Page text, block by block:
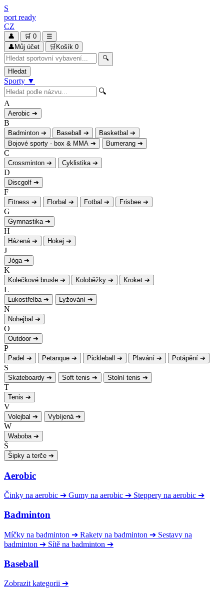
S
port ready
CZ
👤 🛒 0
☰
👤 Můj účet 🛒 Košík 0
🔍
Hledat
Sporty ▼
🔍
A
Aerobic ➔
B
Badminton ➔ Baseball ➔ Basketbal ➔
Bojové sporty - box & MMA ➔ Bumerang ➔
C
Crossminton ➔ Cyklistika ➔
D
Discgolf ➔
F
Fitness ➔ Florbal ➔ Fotbal ➔ Frisbee ➔
G
Gymnastika ➔
H
Házená ➔ Hokej ➔
J
Jóga ➔
K
Kolečkové brusle ➔ Koloběžky ➔ Kroket ➔
L
Lukostřelba ➔ Lyžování ➔
N
Nohejbal ➔
O
Outdoor ➔
P
Padel ➔ Petanque ➔ Pickleball ➔ Plavání ➔ Potápění ➔
S
Skateboardy ➔ Soft tenis ➔ Stolní tenis ➔
T
Tenis ➔
V
Volejbal ➔ Vybíjená ➔
W
Waboba ➔
Š
Šipky a terče ➔
Aerobic
Činky na aerobic ➔ Gumy na aerobic ➔ Steppery na aerobic ➔
Badminton
Míčky na badminton ➔ Rakety na badminton ➔ Sestavy na
badminton ➔ Sítě na badminton ➔
Baseball
Zobrazit kategorii ➔